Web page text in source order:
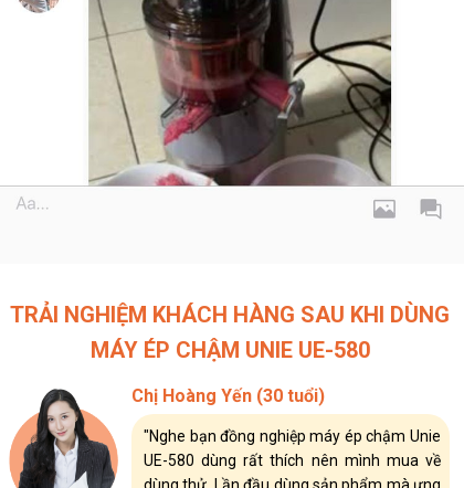
TRẢI NGHIỆM KHÁCH HÀNG SAU KHI DÙNG
MÁY ÉP CHẬM UNIE UE-580
Chị Hoàng Yến (30 tuổi)
"Nghe bạn đồng nghiệp máy ép chậm Unie
UE-580 dùng rất thích nên mình mua về